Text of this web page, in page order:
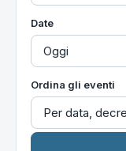
Date
Ordina gli eventi